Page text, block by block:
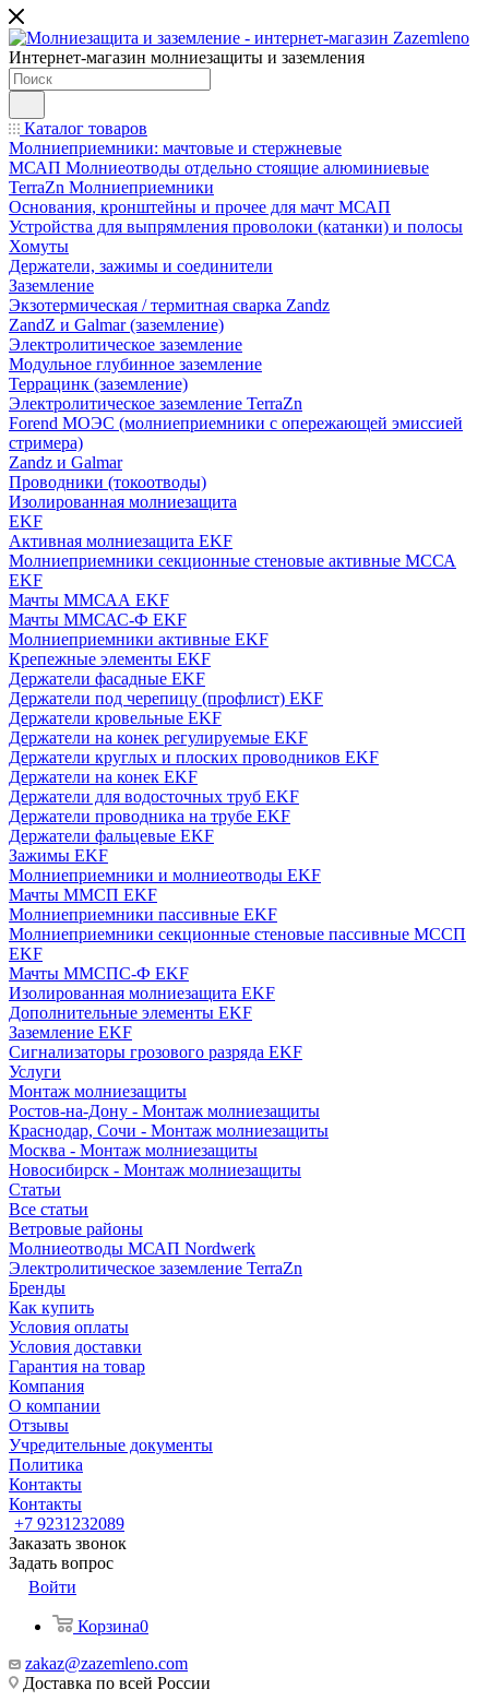
Интернет-магазин молниезащиты и заземления
Каталог товаров
Молниеприемники: мачтовые и стержневые
МСАП Молниеотводы отдельно стоящие алюминиевые
TerraZn Молниеприемники
Основания, кронштейны и прочее для мачт МСАП
Устройства для выпрямления проволоки (катанки) и полосы
Хомуты
Держатели, зажимы и соединители
Заземление
Экзотермическая / термитная сварка Zandz
ZandZ и Galmar (заземление)
Электролитическое заземление
Модульное глубинное заземление
Террацинк (заземление)
Электролитическое заземление TerraZn
Forend МОЭС (молниеприемники с опережающей эмиссией
стримера)
Zandz и Galmar
Проводники (токоотводы)
Изолированная молниезащита
EKF
Активная молниезащита EKF
Молниеприемники секционные стеновые активные МССА
EKF
Мачты ММСАА EKF
Мачты ММСАС-Ф EKF
Молниеприемники активные EKF
Крепежные элементы EKF
Держатели фасадные EKF
Держатели под черепицу (профлист) EKF
Держатели кровельные EKF
Держатели на конек регулируемые EKF
Держатели круглых и плоских проводников EKF
Держатели на конек EKF
Держатели для водосточных труб EKF
Держатели проводника на трубе EKF
Держатели фальцевые EKF
Зажимы EKF
Молниеприемники и молниеотводы EKF
Мачты ММСП EKF
Молниеприемники пассивные EKF
Молниеприемники секционные стеновые пассивные МССП
EKF
Мачты ММСПС-Ф EKF
Изолированная молниезащита EKF
Дополнительные элементы EKF
Заземление EKF
Сигнализаторы грозового разряда EKF
Услуги
Монтаж молниезащиты
Ростов-на-Дону - Монтаж молниезащиты
Краснодар, Сочи - Монтаж молниезащиты
Москва - Монтаж молниезащиты
Новосибирск - Монтаж молниезащиты
Статьи
Все статьи
Ветровые районы
Молниеотводы МСАП Nordwerk
Электролитическое заземление TerraZn
Бренды
Как купить
Условия оплаты
Условия доставки
Гарантия на товар
Компания
О компании
Отзывы
Учредительные документы
Политика
Контакты
Контакты
+7 9231232089
Заказать звонок
Задать вопрос
Войти
Корзина0
zakaz@zazemleno.com
Доставка по всей России